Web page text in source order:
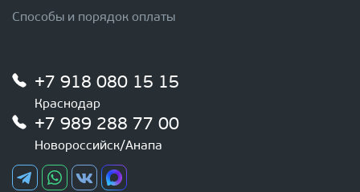
Способы и порядок оплаты
+7 918 080 15 15
Краснодар
+7 989 288 77 00
Новороссийск/Анапа